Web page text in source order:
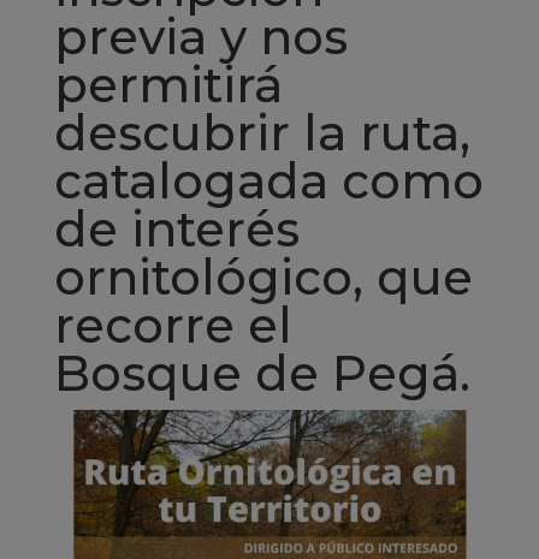
previa y nos
permitirá
descubrir la ruta,
catalogada como
de interés
ornitológico, que
recorre el
Bosque de Pegá.